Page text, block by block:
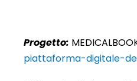
Progetto:
piattaforma-digitale-